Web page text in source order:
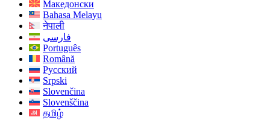
Македонски
Bahasa Melayu
नेपाली
فارسی
Português
Română
Русский
Srpski
Slovenčina
Slovenščina
தமிழ்